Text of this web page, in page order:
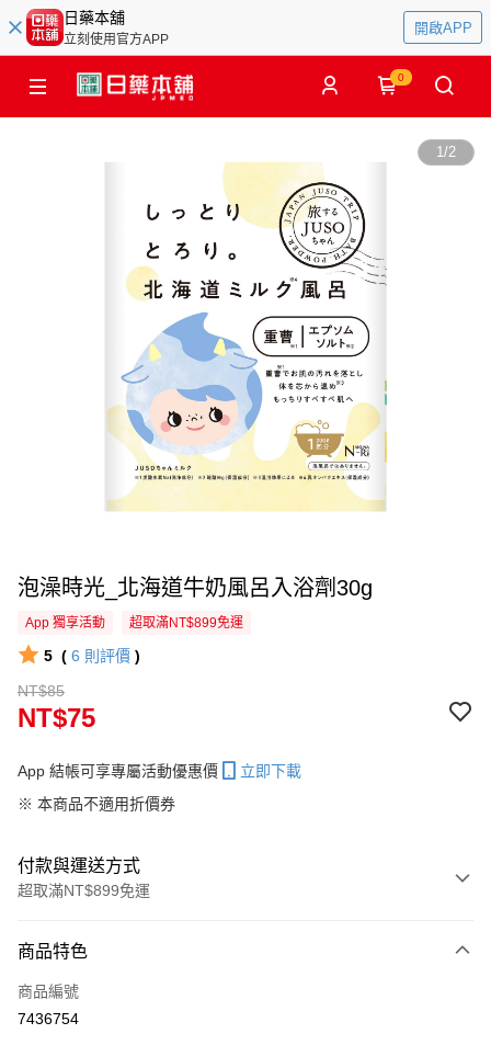
日藥本舖
立刻使用官方APP
開啟APP
0
1/2
泡澡時光_北海道牛奶風呂入浴劑30g
App 獨享活動 超取滿NT$899免運
5 ( 6 則評價 )
NT$85
NT$75
App 結帳可享專屬活動優惠價
立即下載
※ 本商品不適用折價券
付款與運送方式
超取滿NT$899免運
信用卡一次付款
超商取貨付款
商品特色
商品編號
7436754